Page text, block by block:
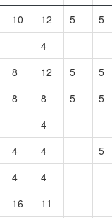
10 12 5
5
4
8 12 5
5
8 8 5
5
4
4 4
5
4
4
16
11